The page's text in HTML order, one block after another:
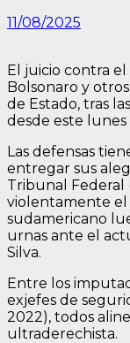
11/08/2025
El juicio contra
Bolsonaro y
de Estado, tras
desde este lunes
Las defensas
entregar sus
Tribunal Federal
violentamente
sudamericano
urnas ante el
Silva.
Entre los
exjefes de
2022), todos
ultraderechista.